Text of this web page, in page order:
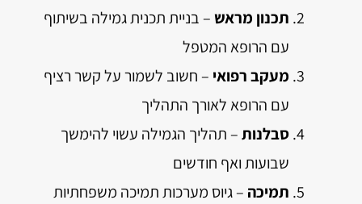
תכנון מראש – בניית תכנית גמילה בשיתוף
עם הרופא המטפל
מעקב רפואי – חשוב לשמור על קשר רציף
עם הרופא לאורך התהליך
סבלנות– תהליך הגמילה עשוי להימשך
שבועות ואף חודשים
תמיכה – גיוס מערכות תמיכה משפחתיות